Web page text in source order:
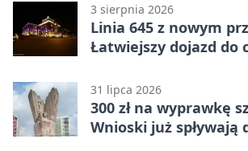
3 sierpnia 2026
Linia 645 z nowym
Łatwiejszy dojazd do
31 lipca 2026
300 zł na wyprawkę
Wnioski już spływają